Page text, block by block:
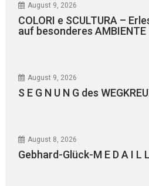
August 9, 2026
COLORI e SCULTURA –
auf besonderes AMBIENTE
August 9, 2026
S E G N U N G des
August 8, 2026
Gebhard-Glück-M E D A I L